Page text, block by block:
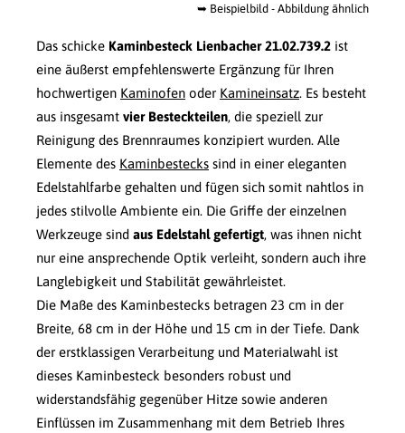
➥ Beispielbild - Abbildung ähnlich
Das schicke Kaminbesteck Lienbacher 21.02.739.2 ist
eine äußerst empfehlenswerte Ergänzung für Ihren
hochwertigen Kaminofen oder Kamineinsatz. Es besteht
aus insgesamt vier Besteckteilen, die speziell zur
Reinigung des Brennraumes konzipiert wurden. Alle
Elemente des Kaminbestecks sind in einer eleganten
Edelstahlfarbe gehalten und fügen sich somit nahtlos in
jedes stilvolle Ambiente ein. Die Griffe der einzelnen
Werkzeuge sind aus Edelstahl gefertigt, was ihnen nicht
nur eine ansprechende Optik verleiht, sondern auch ihre
Langlebigkeit und Stabilität gewährleistet.
Die Maße des Kaminbestecks betragen 23 cm in der
Breite, 68 cm in der Höhe und 15 cm in der Tiefe. Dank
der erstklassigen Verarbeitung und Materialwahl ist
dieses Kaminbesteck besonders robust und
widerstandsfähig gegenüber Hitze sowie anderen
Einflüssen im Zusammenhang mit dem Betrieb Ihres